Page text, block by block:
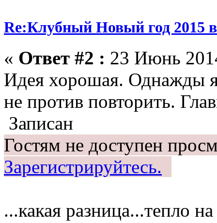
Re:Клубный Новый год 2015
« Ответ #2 : 23 Июнь
Идея хорошая. Однажды
не против повторить.
Записан
Гостям не доступен
Зарегистрируйтесь.
...какая разница...тепло